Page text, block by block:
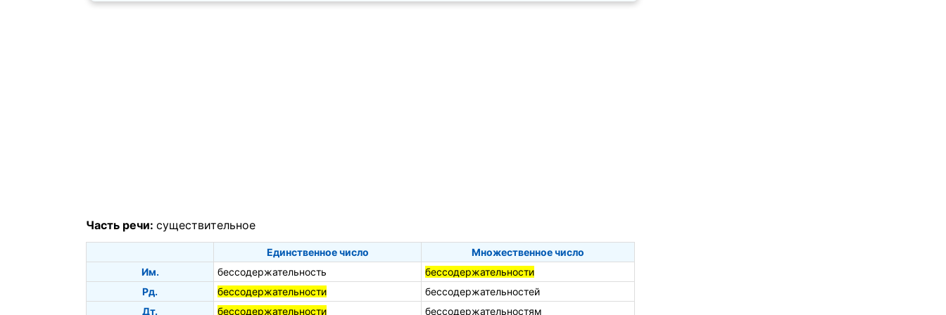
Часть речи: существительное
Единственное число
Множественное число
Им.
бессодержательность
бессодержательности
Рд.
бессодержательности
бессодержательностей
Дт.
бессодержательности бессодержательностям